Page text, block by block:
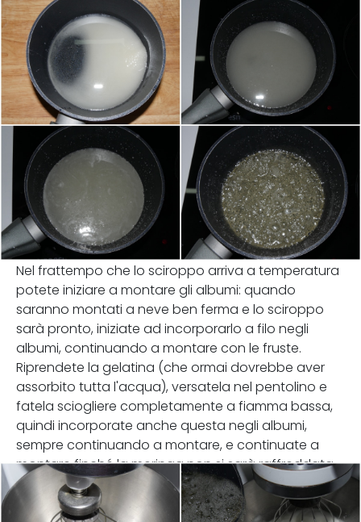
Nel frattempo che lo sciroppo arriva a temperatura
potete iniziare a montare gli albumi: quando
saranno montati a neve ben ferma e lo sciroppo
sarà pronto, iniziate ad incorporarlo a filo negli
albumi, continuando a montare con le fruste.
Riprendete la gelatina (che ormai dovrebbe aver
assorbito tutta l'acqua), versatela nel pentolino e
fatela sciogliere completamente a fiamma bassa,
quindi incorporate anche questa negli albumi,
sempre continuando a montare, e continuate a
montare finché la meringa non si sarà raffreddata.